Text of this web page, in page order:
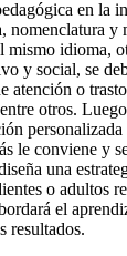
en la
nomenclatura y
mismo idioma,
y social, se
atención o
otros.
le conviene y
una
o adultos
el
resultados.